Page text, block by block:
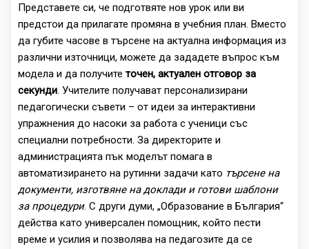
Представете си, че подготвяте нов урок или ви
предстои да прилагате промяна в учебния план. Вместо
да губите часове в търсене на актуална информация из
различни източници, можете да зададете въпрос към
модела и да получите точен, актуален отговор за
секунди. Учителите получават персонализирани
педагогически съвети – от идеи за интерактивни
упражнения до насоки за работа с ученици със
специални потребности. За директорите и
администрацията пък моделът помага в
автоматизирането на рутинни задачи като търсене на
документи, изготвяне на доклади и готови шаблони
за процедури. С други думи, „Образование в България“
действа като универсален помощник, който пести
време и усилия и позволява на педагозите да се